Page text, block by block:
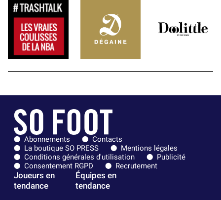
Abonnements
Contacts
La boutique SO PRESS
Mentions légales
Conditions générales d'utilisation
Publicité
Consentement RGPD
Recrutement
Joueurs en
tendance
Équipes en
tendance